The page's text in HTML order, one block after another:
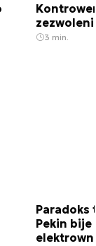
3 min.
Paradoks
Pekin bije